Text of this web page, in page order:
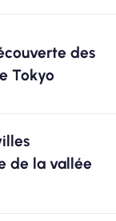
des
Tokyo
de la vallée